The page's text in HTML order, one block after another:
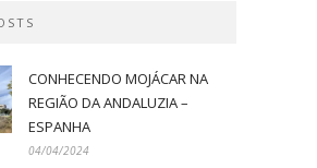
CONHECENDO MOJÁCAR NA
REGIÃO DA ANDALUZIA –
ESPANHA
04/04/2024